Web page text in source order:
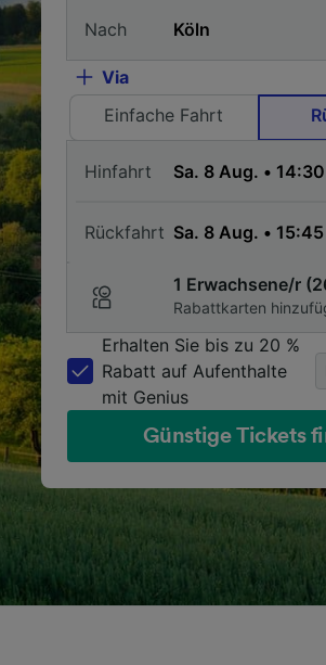
Nach
Via
Einfache Fahrt
Hinfahrt
Rückfahrt
1 Erwachsene/r
Rabattkarten
Erhalten Sie bis zu 20 %
Rabatt auf Aufenthalte
mit Genius
Günstige Tickets